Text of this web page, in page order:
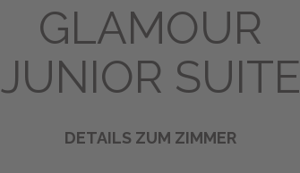
GLAMOUR
JUNIOR SUITE
DETAILS ZUM ZIMMER